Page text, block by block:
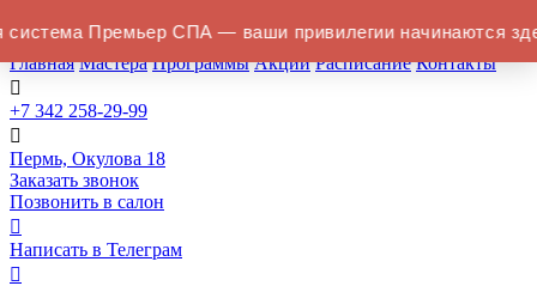
салон в Перми
Главная Мастера Программы Акции Расписание Контакты

+7 342 258-29-99

Пермь, Окулова 18
Заказать звонок
Позвонить в салон

Написать в Телеграм

система Премьер СПА — ваши привилегии начинаются